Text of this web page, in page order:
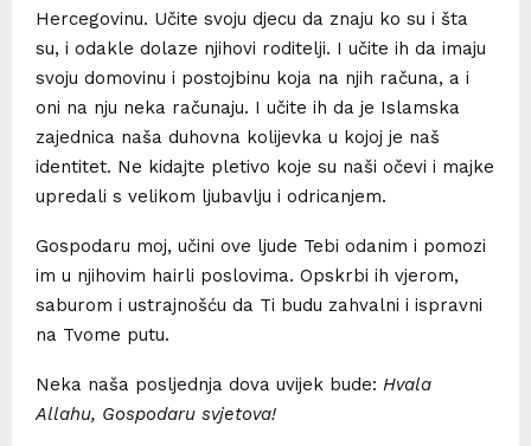
Hercegovinu. Učite svoju djecu da znaju ko su i šta
su, i odakle dolaze njihovi roditelji. I učite ih da imaju
svoju domovinu i postojbinu koja na njih računa, a i
oni na nju neka računaju. I učite ih da je Islamska
zajednica naša duhovna kolijevka u kojoj je naš
identitet. Ne kidajte pletivo koje su naši očevi i majke
upredali s velikom ljubavlju i odricanjem.
Gospodaru moj, učini ove ljude Tebi odanim i pomozi
im u njihovim hairli poslovima. Opskrbi ih vjerom,
saburom i ustrajnošću da Ti budu zahvalni i ispravni
na Tvome putu.
Neka naša posljednja dova uvijek bude: Hvala
Allahu, Gospodaru svjetova!